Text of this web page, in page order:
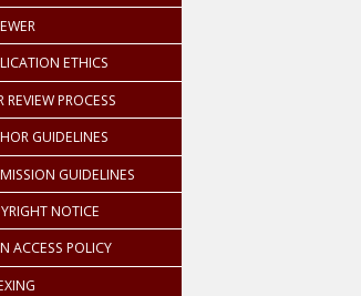
ETHICS
REVIEW PROCESS
GUIDELINES
GUIDELINES
NOTICE
ACCESS POLICY